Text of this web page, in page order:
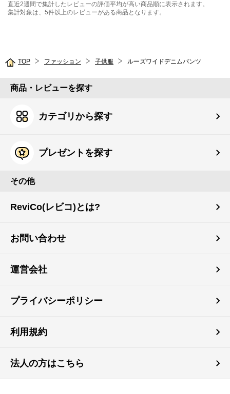
直近2週間で集計したレビューの評価平均が高い商品順に表示されます。
集計対象は、5件以上のレビューがある商品となります。
TOP ファッション 子供服 ルーズワイドデニムパンツ
商品・レビューを探す
カテゴリから探す
プレゼントを探す
その他
ReviCo(レビコ)とは?
お問い合わせ
運営会社
プライバシーポリシー
利用規約
法人の方はこちら